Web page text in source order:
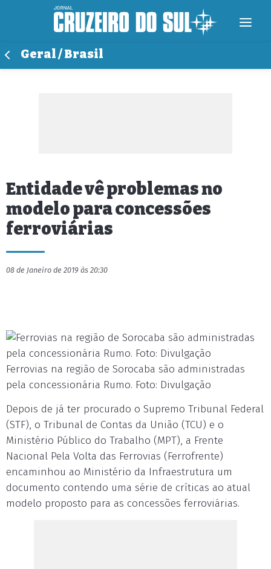
Geral / Brasil
Entidade vê problemas no
modelo para concessões
ferroviárias
08 de Janeiro de 2019 às 20:30
Ferrovias na região de Sorocaba são administradas
pela concessionária Rumo. Foto: Divulgação
Depois de já ter procurado o Supremo Tribunal Federal
(STF), o Tribunal de Contas da União (TCU) e o
Ministério Público do Trabalho (MPT), a Frente
Nacional Pela Volta das Ferrovias (Ferrofrente)
encaminhou ao Ministério da Infraestrutura um
documento contendo uma série de críticas ao atual
modelo proposto para as concessões ferroviárias.